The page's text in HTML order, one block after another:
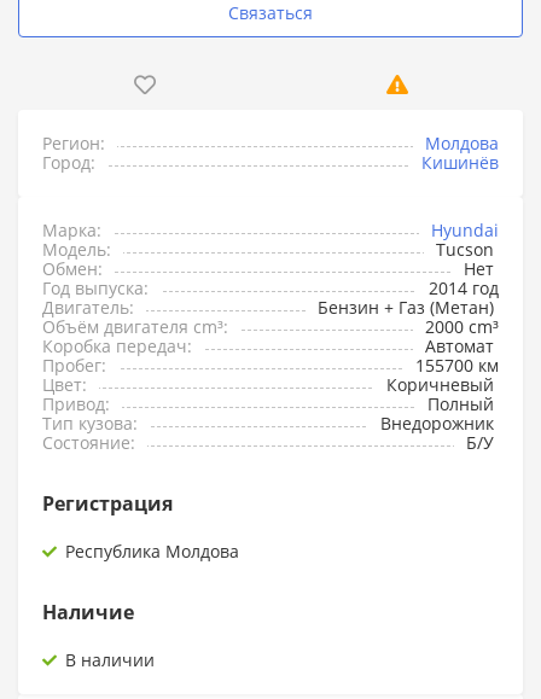
Связаться
Регион:
Молдова
Город:
Кишинёв
Марка:
Hyundai
Модель:
Tucson
Обмен:
Нет
Год выпуска:
2014 год
Двигатель:
Бензин + Газ (Метан)
Объём двигателя cm³:
2000 cm³
Коробка передач:
Автомат
Пробег:
155700 км
Цвет:
Коричневый
Привод:
Полный
Тип кузова:
Внедорожник
Состояние:
Б/У
Регистрация
Республика Молдова
Наличие
В наличии